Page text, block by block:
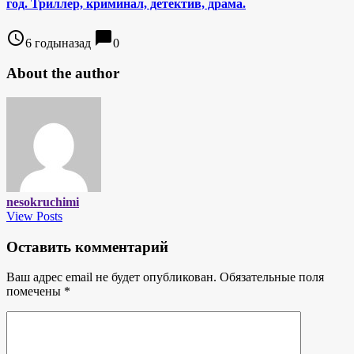
год. Триллер, криминал, детектив, драма.
access_time6 годыназад chat_bubble0
About the author
nesokruchimi
View Posts
Оставить комментарий
Ваш адрес email не будет опубликован. Обязательные поля
помечены *